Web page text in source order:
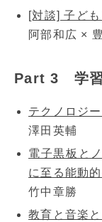
[対談] 子ど
阿部和広 ×
Part 3 学習
テクノロジ
澤田英輔
電子黒板と
に至る能動
竹中章勝
教育と音楽